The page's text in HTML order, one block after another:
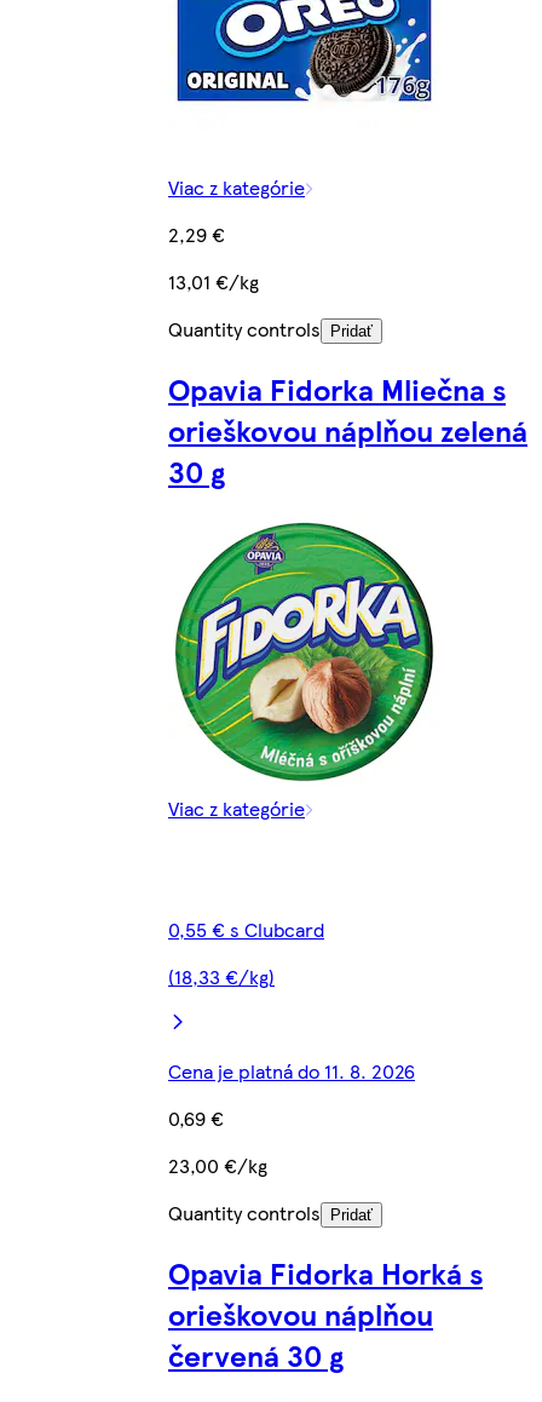
Viac z kategórie
2,29 €
13,01 €/kg
Quantity controls
Pridať
Opavia Fidorka Mliečna s
orieškovou náplňou zelená
30 g
Viac z kategórie
0,55 € s Clubcard
(18,33 €/kg)
Cena je platná do 11. 8. 2026
0,69 €
23,00 €/kg
Quantity controls
Pridať
Opavia Fidorka Horká s
orieškovou náplňou
červená 30 g